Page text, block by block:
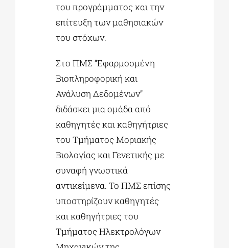
του προγράμματος και την
επίτευξη των μαθησιακών
του στόχων.
Στο ΠΜΣ “Εφαρμοσμένη
Βιοπληροφορική και
Ανάλυση Δεδομένων”
διδάσκει μια ομάδα από
καθηγητές και καθηγήτριες
του Τμήματος Μοριακής
Βιολογίας και Γενετικής με
συναφή γνωστικά
αντικείμενα. Το ΠΜΣ επίσης
υποστηρίζουν καθηγητές
και καθηγήτριες του
Τμήματος Ηλεκτρολόγων